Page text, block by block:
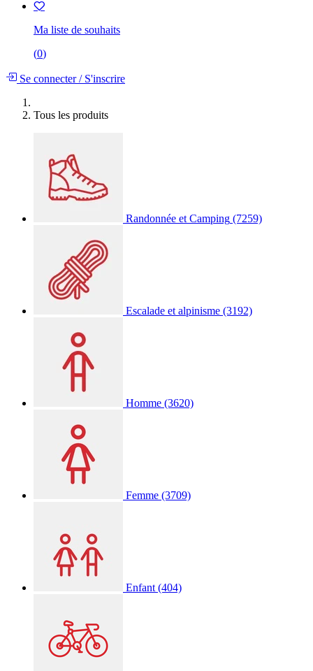
Ma liste de souhaits
(0)
Se connecter/S'inscrire
Tous les produits
Randonnée et Camping (7259)
Escalade et alpinisme (3192)
Homme (3620)
Femme (3709)
Enfant (404)